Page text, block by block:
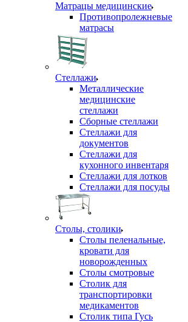
Матрацы медицинские
Противопролежневые
матрасы
Стеллажи
Металлические
медицинские
стеллажи
Сборные стеллажи
Стеллажи для
документов
Стеллажи для
кухонного инвентаря
Стеллажи для лотков
Стеллажи для посуды
Столы, столики
Столы пеленальные,
кровати для
новорожденных
Столы смотровые
Столик для
транспортировки
медикаментов
Столик типа Гусь